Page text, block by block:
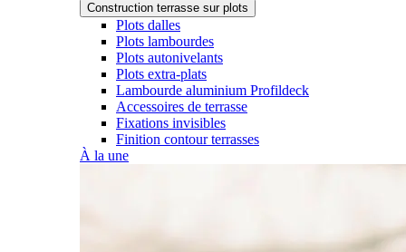
Construction terrasse sur plots
Plots dalles
Plots lambourdes
Plots autonivelants
Plots extra-plats
Lambourde aluminium Profildeck
Accessoires de terrasse
Fixations invisibles
Finition contour terrasses
À la une